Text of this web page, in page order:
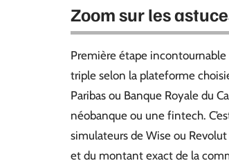
Zoom sur les
Première étape
triple selon la plateforme
Paribas ou Banque Royale du
néobanque ou une fintech.
simulateurs de Wise ou
et du montant exact de la